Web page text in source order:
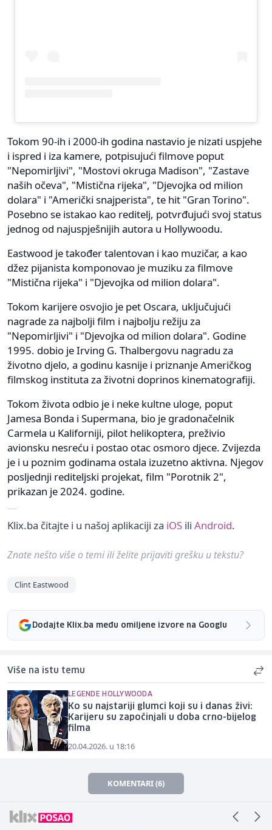
Tokom 90-ih i 2000-ih godina nastavio je nizati uspjehe
i ispred i iza kamere, potpisujući filmove poput
"Nepomirljivi", "Mostovi okruga Madison", "Zastave
naših očeva", "Mistična rijeka", "Djevojka od milion
dolara" i "Američki snajperista", te hit "Gran Torino".
Posebno se istakao kao reditelj, potvrđujući svoj status
jednog od najuspješnijih autora u Hollywoodu.
Eastwood je također talentovan i kao muzičar, a kao
džez pijanista komponovao je muziku za filmove
"Mistična rijeka" i "Djevojka od milion dolara".
Tokom karijere osvojio je pet Oscara, uključujući
nagrade za najbolji film i najbolju režiju za
"Nepomirljivi" i "Djevojka od milion dolara". Godine
1995. dobio je Irving G. Thalbergovu nagradu za
životno djelo, a godinu kasnije i priznanje Američkog
filmskog instituta za životni doprinos kinematografiji.
Tokom života odbio je i neke kultne uloge, poput
Jamesa Bonda i Supermana, bio je gradonačelnik
Carmela u Kaliforniji, pilot helikoptera, preživio
avionsku nesreću i postao otac osmoro djece. Zvijezda
je i u poznim godinama ostala izuzetno aktivna. Njegov
posljednji rediteljski projekat, film "Porotnik 2",
prikazan je 2024. godine.
Klix.ba čitajte i u našoj aplikaciji za iOS ili Android.
Znate nešto više o temi ili želite prijaviti grešku u tekstu?
Clint Eastwood
Dodajte Klix.ba među omiljene izvore na Googlu
Više na istu temu
LEGENDE HOLLYWOODA
Ko su najstariji glumci koji su i danas živi:
Karijeru su započinjali u doba crno-bijelog
filma
20.04.2026. u 18:16
KOMENTARI (6)